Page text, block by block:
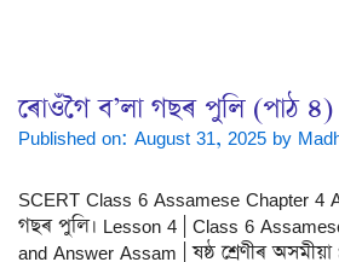
ৰোওঁগৈ ব’লা গছৰ পুলি (পাঠ ৪)
Published on: August 31, 2025 by
SCERT Class 6 Assamese Chapter 4
গছৰ পুলি। Lesson 4 | Class 6
and Answer Assam | ষষ্ঠ শ্ৰেণীৰ অসমীয়া